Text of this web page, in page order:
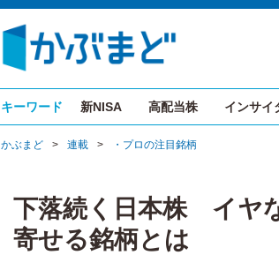
キーワード 新NISA 高配当株 インサイ
かぶまど > 連載 > ・プロの注目銘柄
下落続く日本株 イヤ
寄せる銘柄とは